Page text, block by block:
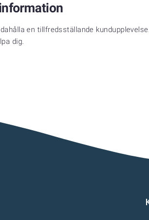
en tillfredsställande
dig.